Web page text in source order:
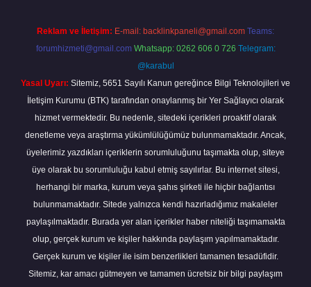
Reklam ve İletişim: E-mail: backlinkpaneli@gmail.com Teams:
forumhizmeti@gmail.com Whatsapp: 0262 606 0 726 Telegram:
@karabul
Yasal Uyarı: Sitemiz, 5651 Sayılı Kanun gereğince Bilgi Teknolojileri ve
İletişim Kurumu (BTK) tarafından onaylanmış bir Yer Sağlayıcı olarak
hizmet vermektedir. Bu nedenle, sitedeki içerikleri proaktif olarak
denetleme veya araştırma yükümlülüğümüz bulunmamaktadır. Ancak,
üyelerimiz yazdıkları içeriklerin sorumluluğunu taşımakta olup, siteye
üye olarak bu sorumluluğu kabul etmiş sayılırlar. Bu internet sitesi,
herhangi bir marka, kurum veya şahıs şirketi ile hiçbir bağlantısı
bulunmamaktadır. Sitede yalnızca kendi hazırladığımız makaleler
paylaşılmaktadır. Burada yer alan içerikler haber niteliği taşımamakta
olup, gerçek kurum ve kişiler hakkında paylaşım yapılmamaktadır.
Gerçek kurum ve kişiler ile isim benzerlikleri tamamen tesadüfidir.
Sitemiz, kar amacı gütmeyen ve tamamen ücretsiz bir bilgi paylaşım